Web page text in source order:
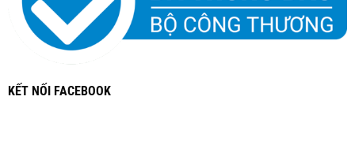
KẾT NỐI FACEBOOK